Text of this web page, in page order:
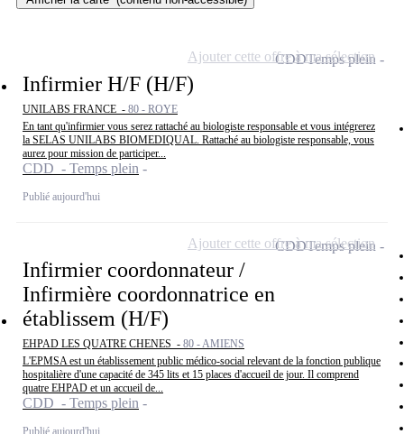
Infirmier H/F (H/F)
UNILABS FRANCE - 80 - ROYE
En tant qu'infirmier vous serez rattaché au biologiste responsable et vous intégrerez
la SELAS UNILABS BIOMEDIQUAL. Rattaché au biologiste responsable, vous
aurez pour mission de participer...
CDD - Temps plein
Publié aujourd'hui
CDDTemps plein
Ajouter cette offre à ma sélection
Infirmier coordonnateur /
Infirmière coordonnatrice en
établissem (H/F)
EHPAD LES QUATRE CHENES - 80 - AMIENS
L'EPMSA est un établissement public médico-social relevant de la fonction publique
hospitalière d'une capacité de 345 lits et 15 places d'accueil de jour. Il comprend
quatre EHPAD et un accueil de...
CDD - Temps plein
CDDTemps plein
Ajouter cette offre à ma sélection